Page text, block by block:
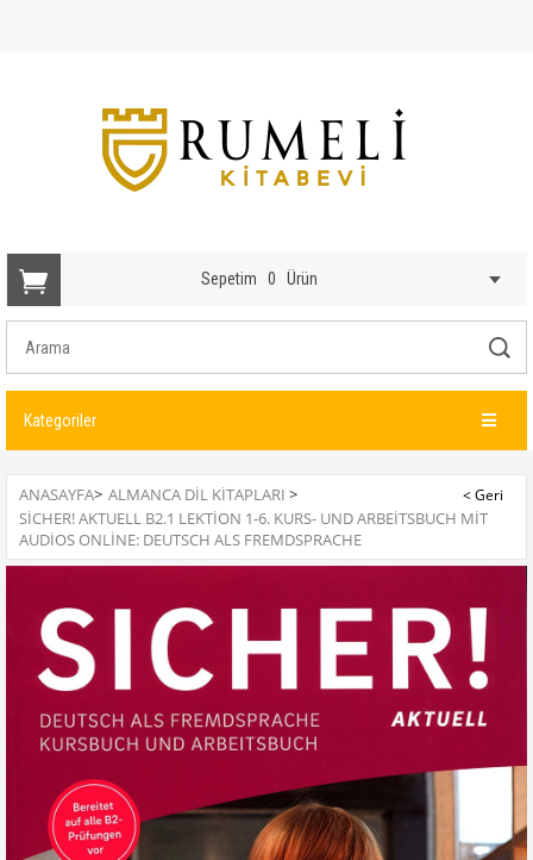
Sepetim 0 Ürün
Kategoriler
ANASAYFA> ALMANCA DIL KITAPLARI >
SICHER! AKTUELL B2.1 LEKTION 1-6. KURS- UND ARBEITSBUCH MIT
AUDIOS ONLINE: DEUTSCH ALS FREMDSPRACHE